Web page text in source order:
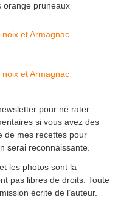
orange pruneaux
pour ne rater
si vous avez des
de mes recettes pour
serai reconnaissante.
les photos sont la
pas libres de droits. Toute
écrite de l’auteur.